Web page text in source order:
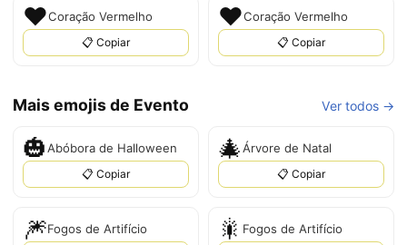
❤️Coração Vermelho
📋 Copiar
❤Coração Vermelho
📋 Copiar
Mais emojis de Evento Ver todos →
🎃Abóbora de Halloween
📋 Copiar
🎄Árvore de Natal
📋 Copiar
🎆Fogos de Artifício 🎇 Fogos de Artifício